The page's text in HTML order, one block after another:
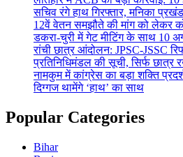
सचिव रंगे हाथ गिरफ्तार, मनिका
12वें वेतन समझौते की मांग को लेकर
डकरा-चुरी में गेट मीटिंग के साथ 10
रांची छात्र आंदोलन: JPSC-JSSC
प्रतिनिधिमंडल की सूची, सिर्फ
नामकुम में कांग्रेस का बड़ा शक्ति
दिग्गज थामेंगे ‘हाथ’ का साथ
Popular Categories
Bihar